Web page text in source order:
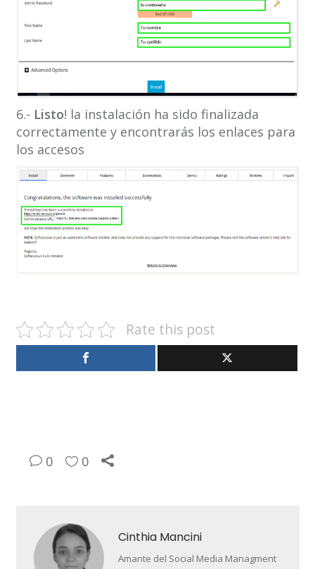
6.- Listo! la instalación ha sido finalizada
correctamente y encontrarás los enlaces para
los accesos
Rate this post
0 0
Cinthia Mancini
Amante del Social Media Managment